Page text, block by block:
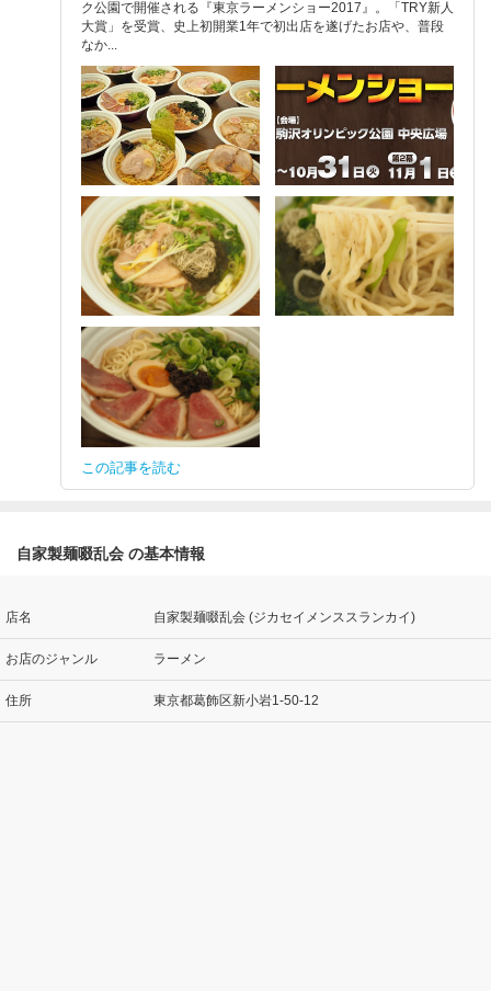
ク公園で開催される『東京ラーメンショー2017』。「TRY新人
大賞」を受賞、史上初開業1年で初出店を遂げたお店や、普段
なか...
この記事を読む
自家製麺啜乱会 の基本情報
店名 自家製麺啜乱会 (ジカセイメンススランカイ)
お店のジャンル ラーメン
住所 東京都葛飾区新小岩1-50-12